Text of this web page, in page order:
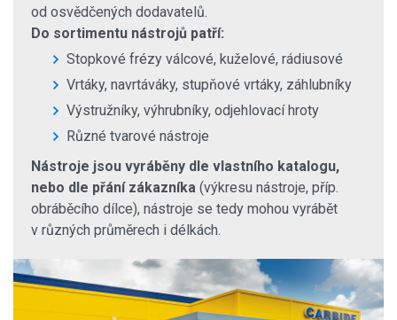
od osvědčených dodavatelů.
Do sortimentu nástrojů patří:
Stopkové frézy válcové, kuželové, rádiusové
Vrtáky, navrtáváky, stupňové vrtáky, záhlubníky
Výstružníky, výhrubníky, odjehlovací hroty
Různé tvarové nástroje
Nástroje jsou vyráběny dle vlastního katalogu,
nebo dle přání zákazníka (výkresu nástroje, příp.
obráběcího dílce), nástroje se tedy mohou vyrábět
v různých průměrech i délkách.